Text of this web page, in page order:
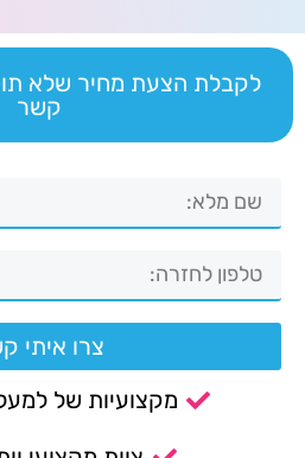
לקבלת הצעת מחיר שלא
קשר
צרו איתי
מקצועיות של למעלה